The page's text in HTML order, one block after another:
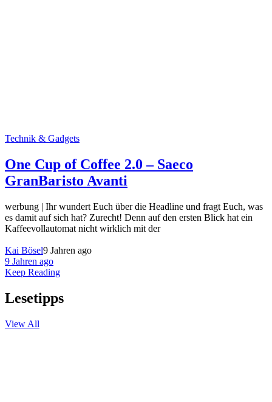
Technik & Gadgets
One Cup of Coffee 2.0 – Saeco
GranBaristo Avanti
werbung | Ihr wundert Euch über die Headline und fragt Euch, was
es damit auf sich hat? Zurecht! Denn auf den ersten Blick hat ein
Kaffeevollautomat nicht wirklich mit der
Kai Bösel9 Jahren ago
9 Jahren ago
Keep Reading
Lesetipps
View All